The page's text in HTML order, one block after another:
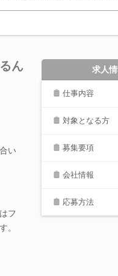
ん
い
フ
。
求人
仕事内容
対象となる方
募集要項
会社情報
応募方法